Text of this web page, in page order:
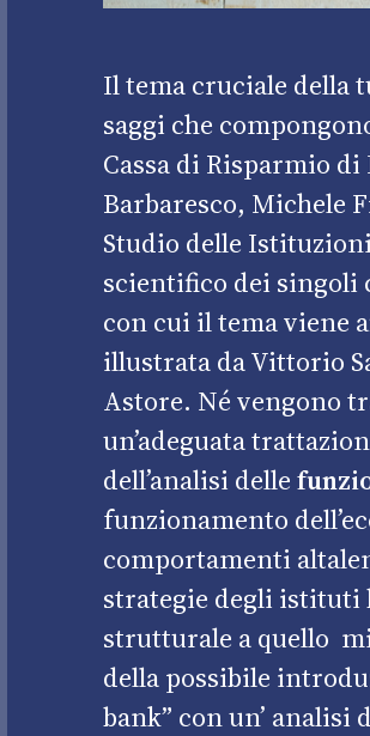
Il tema cruciale della
saggi che
Cassa di Risparmio
Barbaresco, Michele
Studio delle
scientifico dei singoli
con cui il tema viene
illustrata da Vittorio
Astore. Né vengono
un’adeguata
dell’analisi delle
funzionamento
comportamenti
strategie degli istituti
strutturale a quello
della possibile
bank” con un’